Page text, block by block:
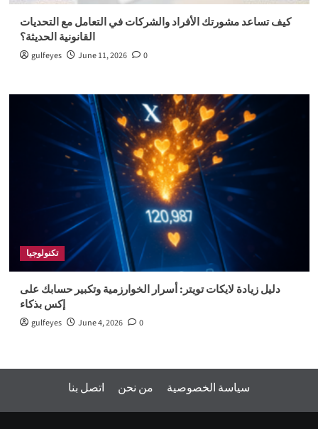
كيف تساعد مشورتك الأفراد والشركات في التعامل مع التحديات
القانونية الحديثة؟
gulfeyes June 11, 2026 0
تكنولوجيا
دليل زيادة لايكات تويتر: أسرار الخوارزمية وتكبير حسابك على
إكس بذكاء
gulfeyes June 4, 2026 0
اتصل بنا من نحن سياسة الخصوصية